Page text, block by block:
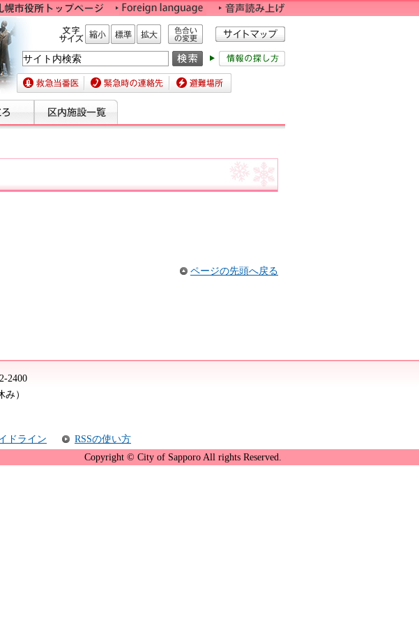
文字サイズ 縮小 標準 拡大
色合いの変更
救急当番医 緊急時の連絡先 避難場所
ページの先頭へ戻る
2400
）
ドライン
RSSの使い方
Copyright © City of Sapporo All rights Reserved.